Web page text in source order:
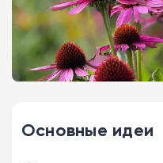
Основные идеи